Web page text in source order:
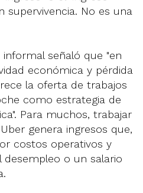
supervivencia. No es una
señaló que "en
económica y pérdida
la oferta de trabajos
como estrategia de
Para muchos, trabajar
genera ingresos que,
costos operativos y
desempleo o un salario